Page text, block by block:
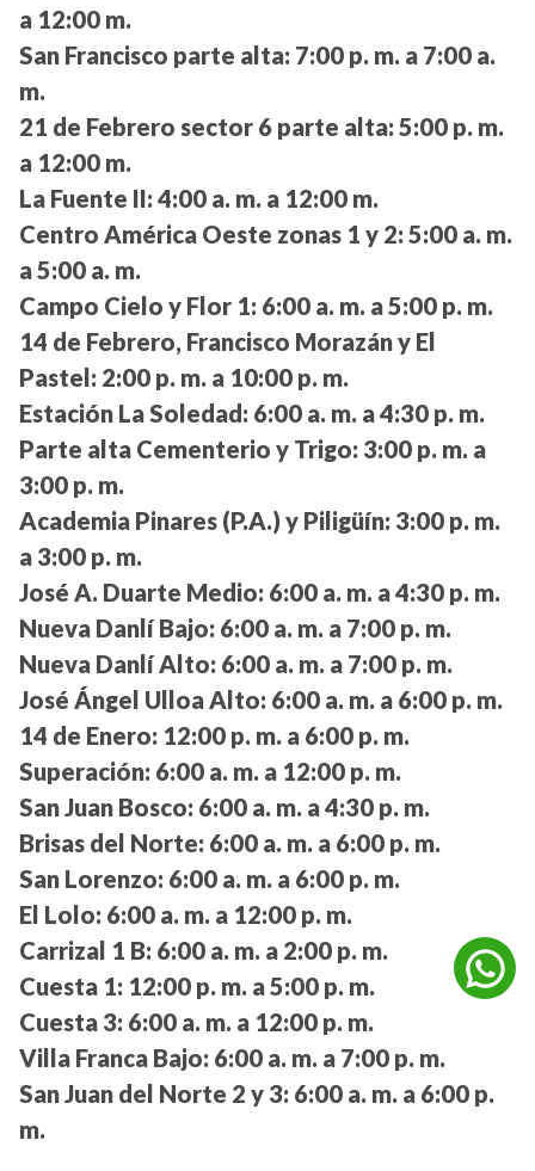
a 12:00 m.
San Francisco parte alta: 7:00 p. m. a 7:00 a.
m.
21 de Febrero sector 6 parte alta: 5:00 p. m.
a 12:00 m.
La Fuente II: 4:00 a. m. a 12:00 m.
Centro América Oeste zonas 1 y 2: 5:00 a. m.
a 5:00 a. m.
Campo Cielo y Flor 1: 6:00 a. m. a 5:00 p. m.
14 de Febrero, Francisco Morazán y El
Pastel: 2:00 p. m. a 10:00 p. m.
Estación La Soledad: 6:00 a. m. a 4:30 p. m.
Parte alta Cementerio y Trigo: 3:00 p. m. a
3:00 p. m.
Academia Pinares (P.A.) y Piligüín: 3:00 p. m.
a 3:00 p. m.
José A. Duarte Medio: 6:00 a. m. a 4:30 p. m.
Nueva Danlí Bajo: 6:00 a. m. a 7:00 p. m.
Nueva Danlí Alto: 6:00 a. m. a 7:00 p. m.
José Ángel Ulloa Alto: 6:00 a. m. a 6:00 p. m.
14 de Enero: 12:00 p. m. a 6:00 p. m.
Superación: 6:00 a. m. a 12:00 p. m.
San Juan Bosco: 6:00 a. m. a 4:30 p. m.
Brisas del Norte: 6:00 a. m. a 6:00 p. m.
San Lorenzo: 6:00 a. m. a 6:00 p. m.
El Lolo: 6:00 a. m. a 12:00 p. m.
Carrizal 1 B: 6:00 a. m. a 2:00 p. m.
Cuesta 1: 12:00 p. m. a 5:00 p. m.
Cuesta 3: 6:00 a. m. a 12:00 p. m.
Villa Franca Bajo: 6:00 a. m. a 7:00 p. m.
San Juan del Norte 2 y 3: 6:00 a. m. a 6:00 p.
m.